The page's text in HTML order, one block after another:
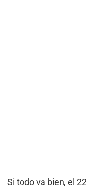
Si todo va bien, el